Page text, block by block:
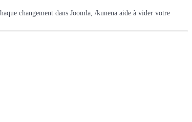
changement dans Joomla, /kunena aide à vider votre